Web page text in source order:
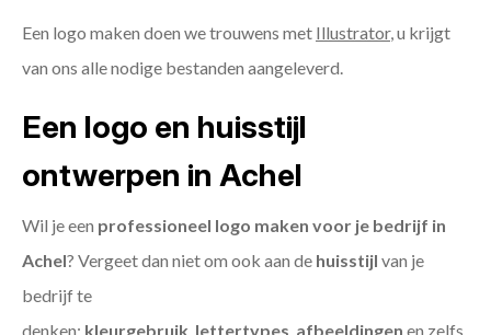
Een logo maken doen we trouwens met Illustrator, u krijgt
van ons alle nodige bestanden aangeleverd.
Een logo en huisstijl
ontwerpen in Achel
Wil je een professioneel logo maken voor je bedrijf in
Achel? Vergeet dan niet om ook aan de huisstijl van je
bedrijf te
denken: kleurgebruik lettertypes afbeeldingen en zelfs